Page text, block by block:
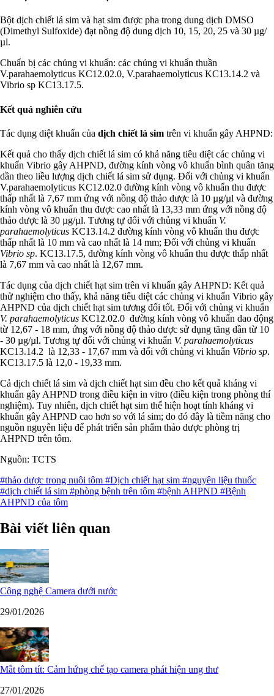
Bột dịch chiết lá sim và hạt sim được pha trong dung dịch DMSO
(Dimethyl Sulfoxide) đạt nồng độ dung dịch 10, 15, 20, 25 và 30 µg/
µl.
Chuẩn bị các chủng vi khuẩn: các chủng vi khuẩn thuần
V.parahaemolyticus KC12.02.0, V.parahaemolyticus KC13.14.2 và
Vibrio sp KC13.17.5.
Kết quả nghiên cứu
Tác dụng diệt khuẩn của dịch chiết lá sim trên vi khuẩn gây AHPND:
Kết quả cho thấy dịch chiết lá sim có khả năng tiêu diệt các chủng vi
khuẩn Vibrio gây AHPND, đường kính vòng vô khuẩn bình quân tăng
dần theo liều lượng dịch chiết lá sim sử dụng. Đối với chủng vi khuẩn
V.parahaemolyticus KC12.02.0 đường kính vòng vô khuẩn thu được
thấp nhất là 7,67 mm ứng với nồng độ thảo dược là 10 µg/µl và đường
kính vòng vô khuẩn thu được cao nhất là 13,33 mm ứng với nồng độ
thảo dược là 30 µg/µl. Tương tự đối với chủng vi khuẩn V.
parahaemolyticus KC13.14.2 đường kính vòng vô khuẩn thu được
thấp nhất là 10 mm và cao nhất là 14 mm; Đối với chủng vi khuẩn
Vibrio sp. KC13.17.5, đường kính vòng vô khuẩn thu được thấp nhất
là 7,67 mm và cao nhất là 12,67 mm.
Tác dụng của dịch chiết hạt sim trên vi khuẩn gây AHPND: Kết quả
thử nghiệm cho thấy, khả năng tiêu diệt các chủng vi khuẩn Vibrio gây
AHPND của dịch chiết hạt sim tương đối tốt. Đối với chủng vi khuẩn
V. parahaemolyticus KC12.02.0 đường kính vòng vô khuẩn dao động
từ 12,67 - 18 mm, ứng với nồng độ thảo dược sử dụng tăng dần từ 10
- 30 µg/µl. Tương tự đối với chủng vi khuẩn V. parahaemolyticus
KC13.14.2 là 12,33 - 17,67 mm và đối với chủng vi khuẩn Vibrio sp.
KC13.17.5 là 12,0 - 19,33 mm.
Cả dịch chiết lá sim và dịch chiết hạt sim đều cho kết quả kháng vi
khuẩn gây AHPND trong điều kiện in vitro (điều kiện trong phòng thí
nghiệm). Tuy nhiên, dịch chiết hạt sim thể hiện hoạt tính kháng vi
khuẩn gây AHPND cao hơn so với lá sim; do đó đây là tiềm năng cho
nguồn nguyên liệu để phát triển sản phẩm thảo dược phòng trị
AHPND trên tôm.
Nguồn: TCTS
#thảo dược trong nuôi tôm #Dịch chiết hạt sim #nguyên liệu thuốc
#dịch chiết lá sim #phòng bệnh trên tôm #bệnh AHPND #Bệnh
AHPND của tôm
Bài viết liên quan
Công nghệ Camera dưới nước
29/01/2026
Mắt tôm tít: Cảm hứng chế tạo camera phát hiện ung thư
27/01/2026